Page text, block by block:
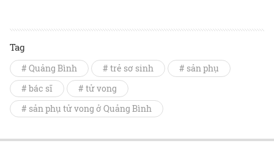
Tag
# Quảng Bình # trẻ sơ sinh
# sản phụ
# bác sĩ
# tử vong
# sản phụ tử vong ở Quảng Bình